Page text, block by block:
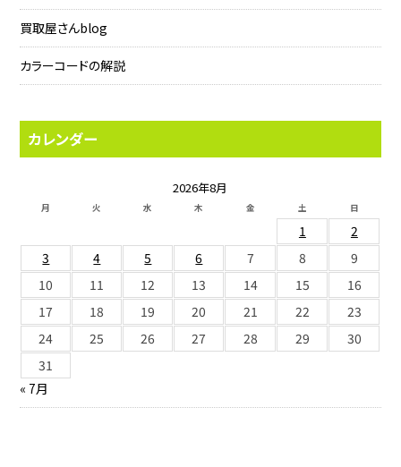
買取屋さんblog
カラーコードの解説
カレンダー
2026年8月
月 火 水 木 金 土 日
1
2
3
4 5 6 7 8
9
10
11 12 13 14 15
16
17
18 19 20 21 22
23
24
25 26 27 28 29
30
31
« 7月